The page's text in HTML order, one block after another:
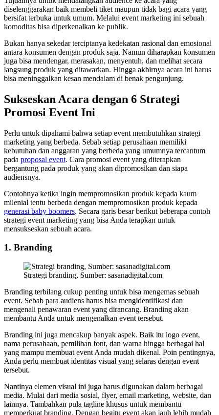
diselenggarakan baik membeli tiket maupun tidak bagi acara yang
bersifat terbuka untuk umum. Melalui event marketing ini sebuah
komoditas bisa diperkenalkan ke publik.
Bukan hanya sekedar terciptanya kedekatan rasional dan emosional
antara konsumen dengan produk saja. Namun diharapkan konsumen
juga bisa mendengar, merasakan, menyentuh, dan melihat secara
langsung produk yang ditawarkan. Hingga akhirnya acara ini harus
bisa meninggalkan kesan mendalam di benak pengunjung.
Sukseskan Acara dengan 6 Strategi
Promosi Event Ini
Perlu untuk dipahami bahwa setiap event membutuhkan strategi
marketing yang berbeda. Sebab setiap perusahaan memiliki
kebutuhan dan anggaran yang berbeda yang umumnya tercantum
pada proposal event. Cara promosi event yang diterapkan
bergantung pada produk yang akan dipromosikan dan siapa
audiensnya.
Contohnya ketika ingin mempromosikan produk kepada kaum
milenial tentu berbeda dengan mempromosikan produk kepada
generasi baby boomers. Secara garis besar berikut beberapa contoh
strategi event marketing yang bisa Anda terapkan untuk
mensukseskan sebuah acara.
1. Branding
Strategi branding, Sumber: sasanadigital.com
Branding terbilang cukup penting untuk bisa mengemas sebuah
event. Sebab para audiens harus bisa mengidentifikasi dan
mengenali penawaran event yang dirancang. Branding akan
membantu Anda untuk mengenalkan event tersebut.
Branding ini juga mencakup banyak aspek. Baik itu logo event,
nama perusahaan, pemilihan font, dan warna hingga berbagai hal
yang mampu membuat event Anda mudah dikenal. Poin pentingnya,
Anda perlu membuat identitas visual yang selaras dengan event
tersebut.
Nantinya elemen visual ini juga harus digunakan dalam berbagai
media. Mulai dari media sosial, flyer, email marketing, website, dan
lainnya. Tambahkan pula tagline khusus untuk membantu
memperkuat branding. Dengan begitu event akan jauh lebih mudah